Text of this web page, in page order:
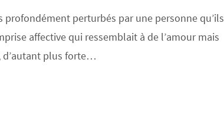
profondément perturbés par une personne qu’ils
affective qui ressemblait à de l’amour mais
d’autant plus forte…